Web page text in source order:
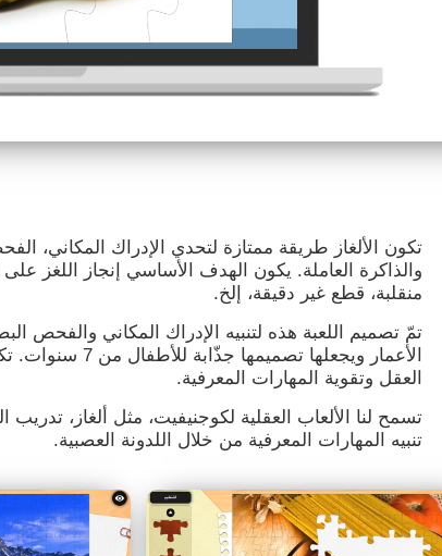
تكون الألغاز طريقة ممتازة لتحدي الإدراك المكاني،
والذاكرة العاملة. يكون الهدف الأساسي إنجاز اللغز
منقلبة، قطع غير دقيقة، إلخ.
تمّ تصميم اللعبة هذه لتنبيه الإدراك المكاني والفحص
الأعمار ويجعلها
العقل وتقوية المهارات المعرفية.
تسمح لنا الألعاب العقلية لكوجنيفيت، مثل ألغاز، تدريب
تنبيه المهارات المعرفية من خلال اللدونة العصبية.